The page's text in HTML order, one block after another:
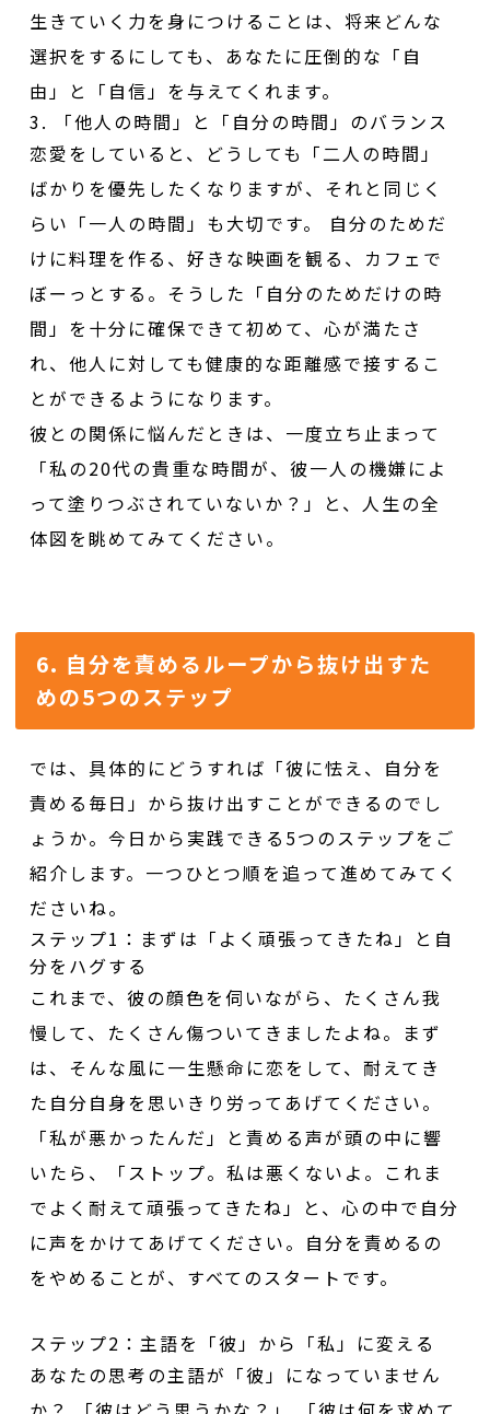
生きていく力を身につけることは、将来どんな
選択をするにしても、あなたに圧倒的な「自
由」と「自信」を与えてくれます。
3. 「他人の時間」と「自分の時間」のバランス
恋愛をしていると、どうしても「二人の時間」
ばかりを優先したくなりますが、それと同じく
らい「一人の時間」も大切です。 自分のためだ
けに料理を作る、好きな映画を観る、カフェで
ぼーっとする。そうした「自分のためだけの時
間」を十分に確保できて初めて、心が満たさ
れ、他人に対しても健康的な距離感で接するこ
とができるようになります。
彼との関係に悩んだときは、一度立ち止まって
「私の20代の貴重な時間が、彼一人の機嫌によ
って塗りつぶされていないか？」と、人生の全
体図を眺めてみてください。
6. 自分を責めるループから抜け出すた
めの5つのステップ
では、具体的にどうすれば「彼に怯え、自分を
責める毎日」から抜け出すことができるのでし
ょうか。今日から実践できる5つのステップをご
紹介します。一つひとつ順を追って進めてみてく
ださいね。
ステップ1：まずは「よく頑張ってきたね」と自
分をハグする
これまで、彼の顔色を伺いながら、たくさん我
慢して、たくさん傷ついてきましたよね。まず
は、そんな風に一生懸命に恋をして、耐えてき
た自分自身を思いきり労ってあげてください。
「私が悪かったんだ」と責める声が頭の中に響
いたら、「ストップ。私は悪くないよ。これま
でよく耐えて頑張ってきたね」と、心の中で自分
に声をかけてあげてください。自分を責めるの
をやめることが、すべてのスタートです。
ステップ2：主語を「彼」から「私」に変える
あなたの思考の主語が「彼」になっていません